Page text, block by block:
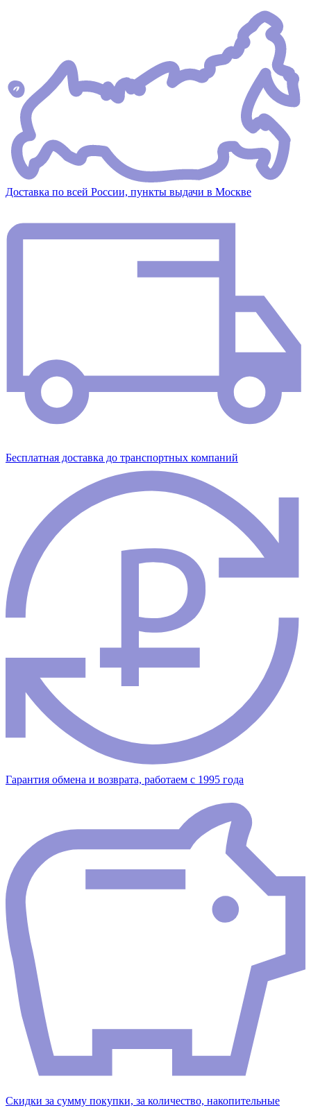
Доставка по всей России, пункты выдачи в Москве
Бесплатная доставка до транспортных компаний
Гарантия обмена и возврата, работаем с 1995 года
Скидки за сумму покупки, за количество, накопительные